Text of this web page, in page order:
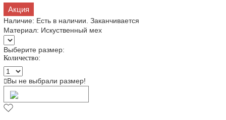
Акция
Наличие: Есть в наличии. Заканчивается
Материал: Искуственный мех
Выберите размер:
Количество:
Вы не выбрали размер!